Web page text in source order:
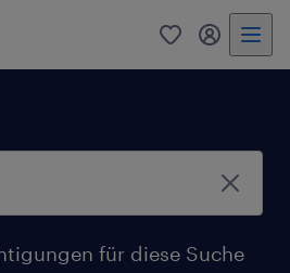
0 Mein
für diese Suche